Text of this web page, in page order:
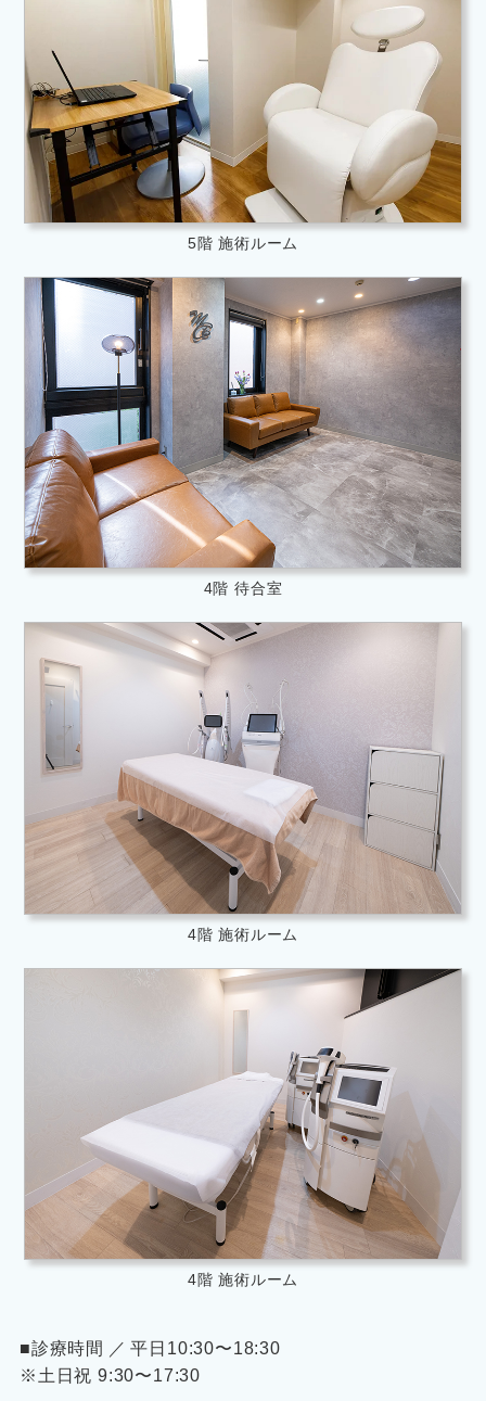
5階 施術ルーム
4階 待合室
4階 施術ルーム
4階 施術ルーム
■診療時間 ／ 平日10:30〜18:30
※土日祝 9:30〜17:30